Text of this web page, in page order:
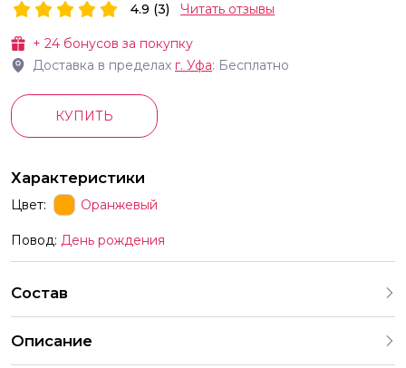
+ 24 бонусов за покупку
Доставка в пределах г. Уфа: Бесплатно
4.9 (3) Читать отзывы
КУПИТЬ
Характеристики
Цвет: Оранжевый
Повод: День рождения
Состав
Описание